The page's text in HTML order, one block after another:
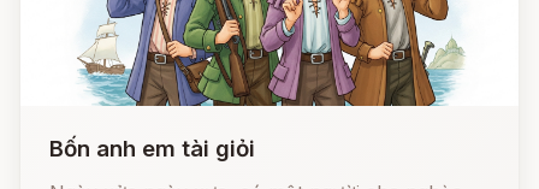
Bốn anh em tài giỏi